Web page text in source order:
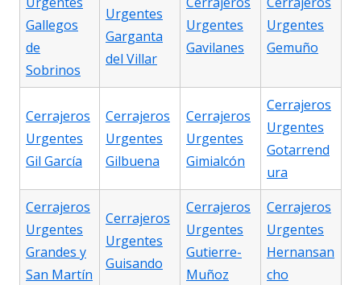
Gallegos
de
Sobrinos
Urgentes
Garganta
del Villar
Urgentes
Gavilanes
Urgentes
Gemuño
Cerrajeros
Urgentes
Gil García
Cerrajeros
Urgentes
Gilbuena
Cerrajeros
Urgentes
Gimialcón
Cerrajeros
Urgentes
Gotarrend
ura
Cerrajeros
Urgentes
Grandes y
San Martín
Cerrajeros
Urgentes
Guisando
Cerrajeros
Urgentes
Gutierre-
Muñoz
Cerrajeros
Urgentes
Hernansan
cho